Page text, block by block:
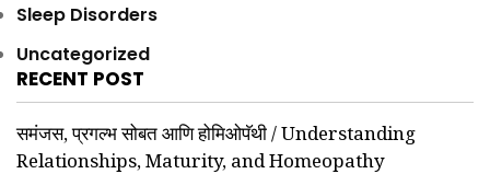
Sleep Disorders
Uncategorized
RECENT POST
समंजस, प्रगल्भ सोबत आणि होमिओपॅथी / Understanding
Relationships, Maturity, and Homeopathy